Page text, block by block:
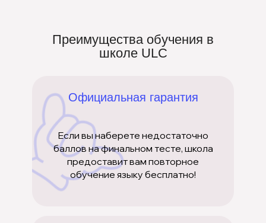
Преимущества обучения в
школе ULC
Официальная гарантия
Если вы наберете недостаточно
баллов на финальном тесте, школа
предоставит вам повторное
обучение языку бесплатно!